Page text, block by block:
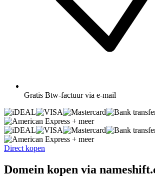
Gratis Btw-factuur via e-mail
+ meer
+ meer
Direct kopen
Domein kopen via